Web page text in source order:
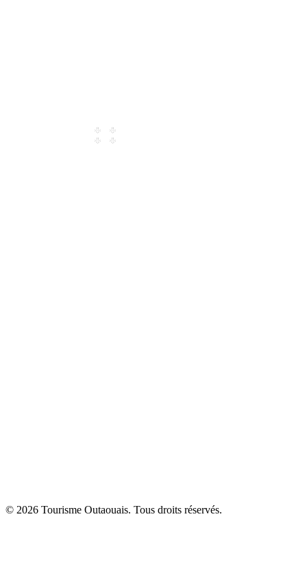
© 2026 Tourisme Outaouais. Tous droits réservés.